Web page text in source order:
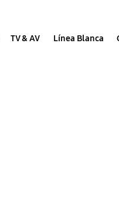
TV & AV Línea Blanca